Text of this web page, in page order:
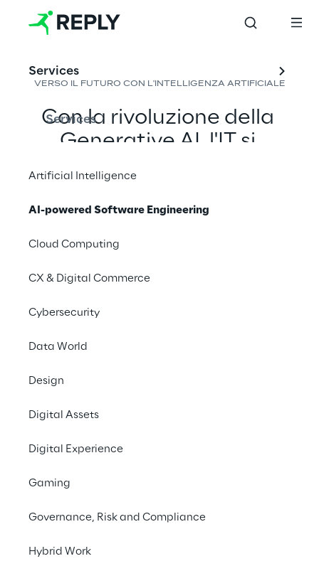
Services
Services
Artificial Intelligence
AI-powered Software Engineering
Cloud Computing
CX & Digital Commerce
Cybersecurity
Data World
Design
Digital Assets
Digital Experience
Gaming
Governance, Risk and Compliance
Hybrid Work
AI-powered
Engineering
VERSO IL FUTURO CON L'INTELLIGENZA ARTIFICIALE
Con la rivoluzione della
Generative AI, l'IT si
vincendo ogni sfida con
efficienza e agilità.
Benvenuti nel futuro
veloce, migliore.
Agenti AI per il ciclo di vita dello
gli Agenti AI in tutte le fasi del ciclo di vita